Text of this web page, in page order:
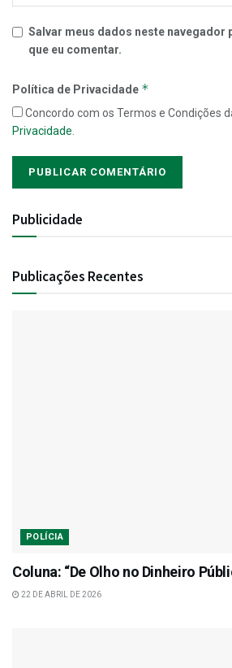
Salvar meus dados neste navegador
que eu comentar.
Política de Privacidade *
Concordo com os Termos e Condições
Privacidade
Publicidade
Publicações Recentes
POLÍCIA
Coluna: “De Olho no Dinheiro
22 DE ABRIL DE 2026